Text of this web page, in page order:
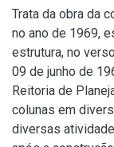
Trata da obra da
no ano de 1969,
estrutura, no
09 de junho de
Reitoria de
colunas em
diversas